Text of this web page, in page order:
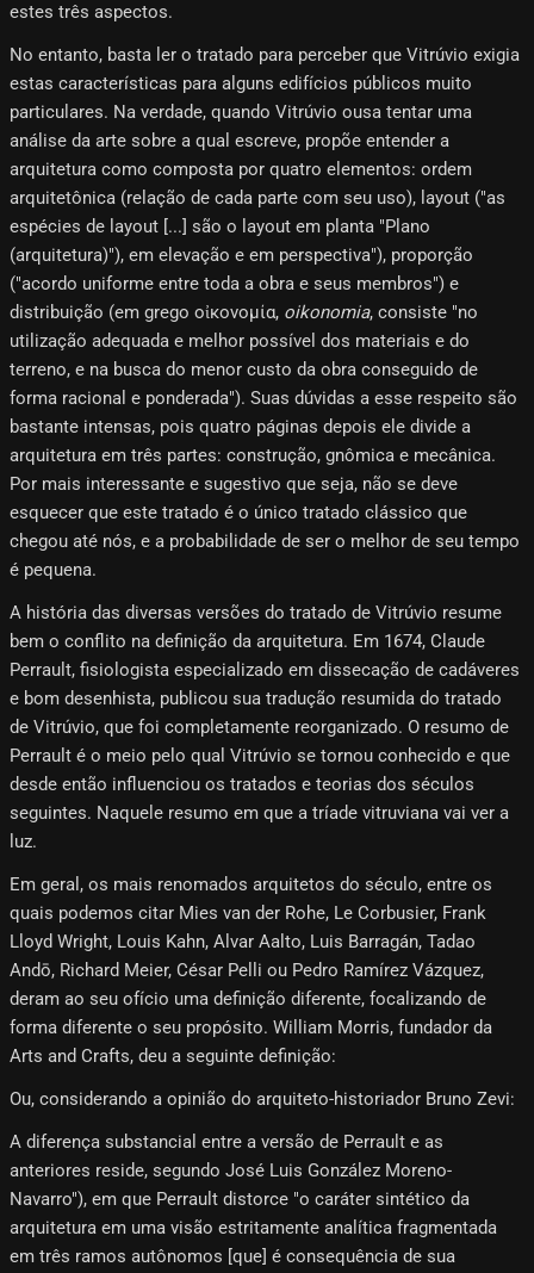
estes três aspectos.
No entanto, basta ler o tratado para perceber que Vitrúvio exigia
estas características para alguns edifícios públicos muito
particulares. Na verdade, quando Vitrúvio ousa tentar uma
análise da arte sobre a qual escreve, propõe entender a
arquitetura como composta por quatro elementos: ordem
arquitetônica (relação de cada parte com seu uso), layout ("as
espécies de layout [...] são o layout em planta "Plano
(arquitetura)"), em elevação e em perspectiva"), proporção
("acordo uniforme entre toda a obra e seus membros") e
distribuição (em grego οἰκονομία, oikonomia, consiste "no
utilização adequada e melhor possível dos materiais e do
terreno, e na busca do menor custo da obra conseguido de
forma racional e ponderada"). Suas dúvidas a esse respeito são
bastante intensas, pois quatro páginas depois ele divide a
arquitetura em três partes: construção, gnômica e mecânica.
Por mais interessante e sugestivo que seja, não se deve
esquecer que este tratado é o único tratado clássico que
chegou até nós, e a probabilidade de ser o melhor de seu tempo
é pequena.
A história das diversas versões do tratado de Vitrúvio resume
bem o conflito na definição da arquitetura. Em 1674, Claude
Perrault, fisiologista especializado em dissecação de cadáveres
e bom desenhista, publicou sua tradução resumida do tratado
de Vitrúvio, que foi completamente reorganizado. O resumo de
Perrault é o meio pelo qual Vitrúvio se tornou conhecido e que
desde então influenciou os tratados e teorias dos séculos
seguintes. Naquele resumo em que a tríade vitruviana vai ver a
luz.
Em geral, os mais renomados arquitetos do século, entre os
quais podemos citar Mies van der Rohe, Le Corbusier, Frank
Lloyd Wright, Louis Kahn, Alvar Aalto, Luis Barragán, Tadao
Andō, Richard Meier, César Pelli ou Pedro Ramírez Vázquez,
deram ao seu ofício uma definição diferente, focalizando de
forma diferente o seu propósito. William Morris, fundador da
Arts and Crafts, deu a seguinte definição:
Ou, considerando a opinião do arquiteto-historiador Bruno Zevi:
A diferença substancial entre a versão de Perrault e as
anteriores reside, segundo José Luis González Moreno-
Navarro"), em que Perrault distorce "o caráter sintético da
arquitetura em uma visão estritamente analítica fragmentada
em três ramos autônomos [que] é consequência de sua